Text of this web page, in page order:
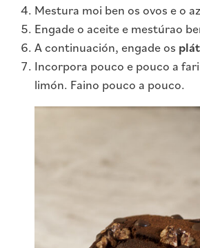
Mestura moi ben os ovos e o
Engade o aceite e mestúrao
A continuación, engade os
Incorpora pouco e pouco a
limón. Faino pouco a pouco.